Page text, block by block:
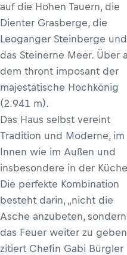
auf die Hohen Tauern, die
Dienter Grasberge, die
Leoganger Steinberge und
das Steinerne Meer. Über
dem thront imposant der
majestätische Hochkönig
(2.941 m).
Das Haus selbst vereint
Tradition und Moderne, im
Innen wie im Außen und
insbesondere in der
Die perfekte Kombination
besteht darin, „nicht die
Asche anzubeten, sondern
das Feuer weiter zu
zitiert Chefin Gabi Bürgler